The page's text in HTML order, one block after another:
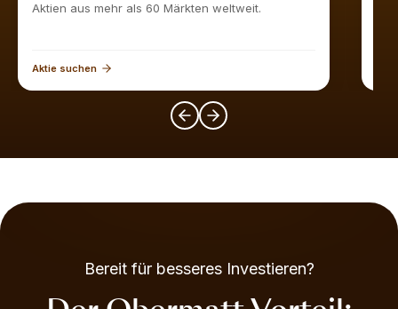
Aktien aus mehr als 60 Märkten weltweit.
Aktie suchen
Bereit für besseres Investieren?